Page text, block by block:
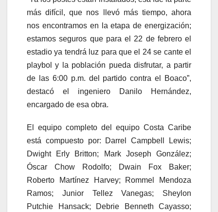
más difícil, que nos llevó más tiempo, ahora
nos encontramos en la etapa de energización;
estamos seguros que para el 22 de febrero el
estadio ya tendrá luz para que el 24 se cante el
playbol y la población pueda disfrutar, a partir
de las 6:00 p.m. del partido contra el Boaco”,
destacó el ingeniero Danilo Hernández,
encargado de esa obra.
El equipo completo del equipo Costa Caribe
está compuesto por: Darrel Campbell Lewis;
Dwight Erly Britton; Mark Joseph González;
Óscar Chow Rodolfo; Dwain Fox Baker;
Roberto Martínez Harvey; Rommel Mendoza
Ramos; Junior Tellez Vanegas; Sheylon
Putchie Hansack; Debrie Benneth Cayasso;